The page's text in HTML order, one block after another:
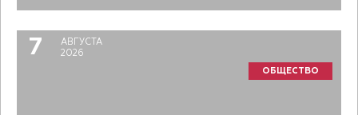
7
АВГУСТА
2026
ОБЩЕСТВО